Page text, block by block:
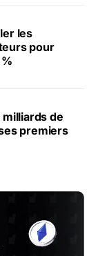
les
pour
milliards de
premiers